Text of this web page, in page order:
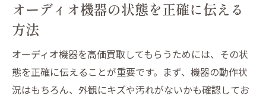
査定額を左右するカメラとオーディオ機器
査定担当者との効果的なコミュニケーショ
ン方法
査定後の交渉で適正価格を引き出すコツ
オーディオ機器の状態を正確に伝える
方法
オーディオ機器を高価買取してもらうためには、その状
態を正確に伝えることが重要です。まず、機器の動作状
況はもちろん、外観にキズや汚れがないかも確認してお